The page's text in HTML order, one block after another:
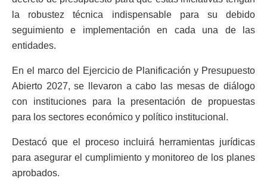
la robustez técnica indispensable para su debido
seguimiento e implementación en cada una de las
entidades.
En el marco del Ejercicio de Planificación y Presupuesto
Abierto 2027, se llevaron a cabo las mesas de diálogo
con instituciones para la presentación de propuestas
para los sectores económico y político institucional.
Destacó que el proceso incluirá herramientas jurídicas
para asegurar el cumplimiento y monitoreo de los planes
aprobados.